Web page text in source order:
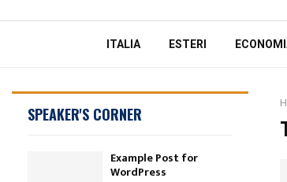
ITALIA ESTERI
SPEAKER'S CORNER
Example Post for
WordPress